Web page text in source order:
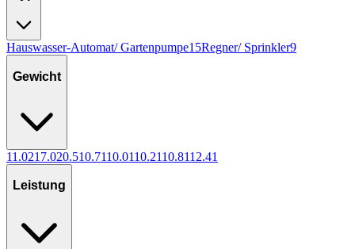
Hauswasser-Automat/ Gartenpumpe15Regner/ Sprinkler9
Gewicht
11.0217.020.510.7110.0110.2110.8112.41
Leistung